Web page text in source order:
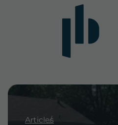
Articles